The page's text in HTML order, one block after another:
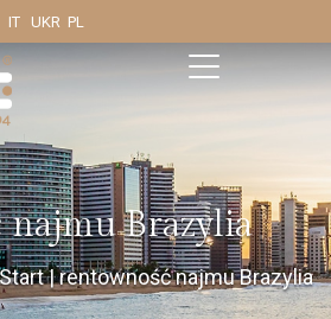
IT UKR PL
najmu Brazylia
Start|rentowność najmu Brazylia